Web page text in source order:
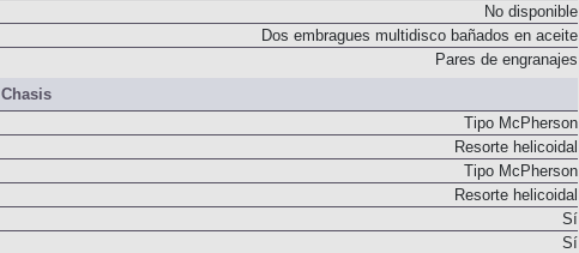
No disponible
Dos embragues multidisco bañados en aceite
Pares de engranajes
Chasis
Tipo McPherson
Resorte helicoidal
Tipo McPherson
Resorte helicoidal
Sí
Sí